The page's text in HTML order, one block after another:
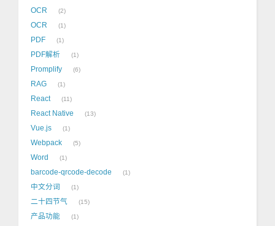
OCR 2
OCR 1
PDF 1
PDF解析 1
Promplify 6
RAG 1
React 11
React Native 13
Vue.js 1
Webpack 5
Word 1
barcode-qrcode-decode 1
中文分词 1
二十四节气 15
产品功能 1